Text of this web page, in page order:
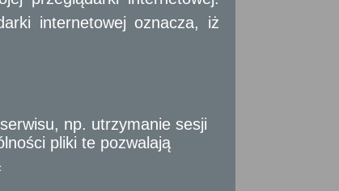
w katastrze nieruchomości
w skład nieruchomości rolnych
terenu.
zabudowy i zagospodarowania
zabytków.
+ 2 kopie).
internetowej oznacza, iż
np. utrzymanie sesji
pliki te pozwalają